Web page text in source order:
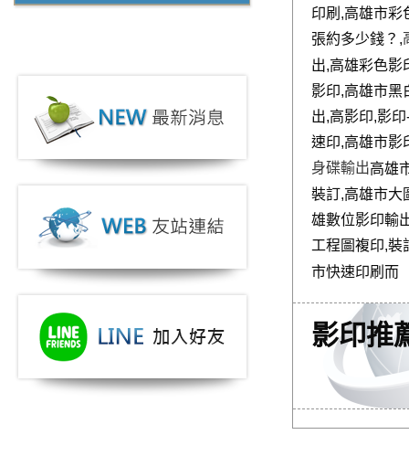
印刷,高雄市彩
張約多少錢？ ,
出,高雄彩色影
影印,高雄市黑
出,高影印,影
速印,高雄市影
身碟輸出高雄
裝訂,高雄市大
雄數位影印輸
工程圖複印,裝
市快速印刷而
影印推